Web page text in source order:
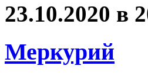
23.10.2020 в
Меркурий